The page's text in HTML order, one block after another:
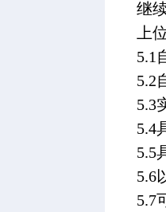
继
上
5.1
5.2
5.3
5.4
5.5
5.6
5.7